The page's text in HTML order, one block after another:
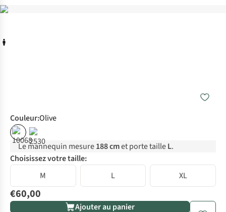
Couleur:Olive
Le mannequin mesure188 cmet porte tailleL.
Choisissez votre taille:
M
L XL
€60,00
Ajouter au panier